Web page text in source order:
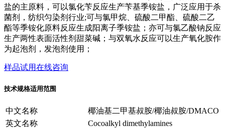
盐的主原料，可以氯化苄反应生产苄基季铵盐，广泛应用于杀
菌剂，纺织匀染剂行业;可与氯甲烷、硫酸二甲酯、硫酸二乙
酯等季铵化原料反应生成阳离子季铵盐；亦可与氯乙酸钠反应
生产两性表面活性剂甜菜碱；与双氧水反应可以生产氧化胺作
为起泡剂，发泡剂使用；
样品试用在线咨询
技术规格适用范围
中文名称
椰油基二甲基叔胺/椰油叔胺/DMACO
英文名称
Cocoalkyl dimethylamines